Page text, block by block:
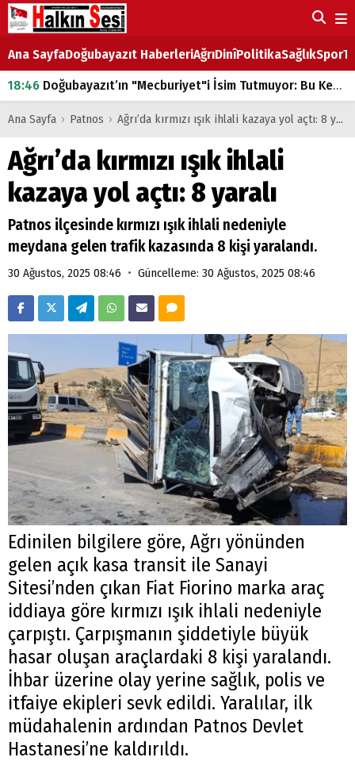
Ana SayfaDoğubayazıt HaberleriAğrıDinîPolitikaSağlıkSpor
18:46 Doğubayazıt’ın "Mecburiyet"i İsim Tutmuyor: Bu Kez de Mem u Zîn Oldu!
07:53Doğubayazıt’ta Ekmek Fiyatlarına Zam
07:16 Doğubayazıt'ta çocukların sırtındaki ağır yük
07:00 DEVLET ve HÜKÜMET
18:29ÇARŞI CADDESİ YAZ BOZ TAHTASI
Ana Sayfa › Patnos › Ağrı’da kırmızı ışık ihlali kazaya yol açtı: 8 yaralı
Ağrı’da kırmızı ışık ihlali
kazaya yol açtı: 8 yaralı
Patnos ilçesinde kırmızı ışık ihlali nedeniyle
meydana gelen trafik kazasında 8 kişi yaralandı.
30 Ağustos, 2025 08:46 • Güncelleme: 30 Ağustos, 2025 08:46
Edinilen bilgilere göre, Ağrı yönünden
gelen açık kasa transit ile Sanayi
Sitesi’nden çıkan Fiat Fiorino marka araç
iddiaya göre kırmızı ışık ihlali nedeniyle
çarpıştı. Çarpışmanın şiddetiyle büyük
hasar oluşan araçlardaki 8 kişi yaralandı.
İhbar üzerine olay yerine sağlık, polis ve
itfaiye ekipleri sevk edildi. Yaralılar, ilk
müdahalenin ardından Patnos Devlet
Hastanesi’ne kaldırıldı.